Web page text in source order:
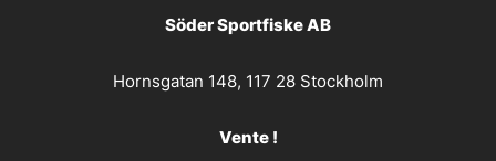
Söder Sportfiske AB
Hornsgatan 148, 117 28 Stockholm
Vente !